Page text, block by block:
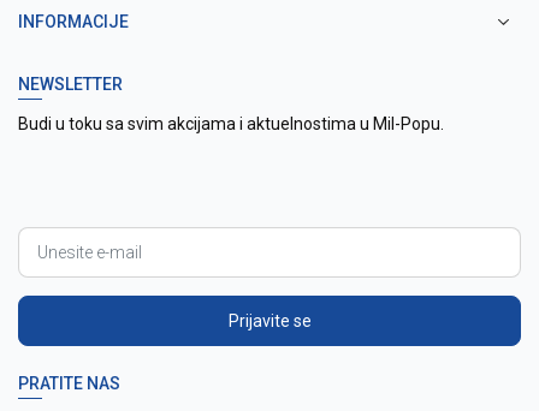
INFORMACIJE
NEWSLETTER
Budi u toku sa svim akcijama i aktuelnostima u Mil-Popu.
Prijavite se
PRATITE NAS